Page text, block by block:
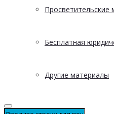
Бесплатная
Другие материалы